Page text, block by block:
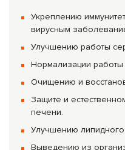
Укреплению
вирусным
Улучшению работы
Нормализации
Очищению и
Защите и
печени.
Улучшению
Выведению из